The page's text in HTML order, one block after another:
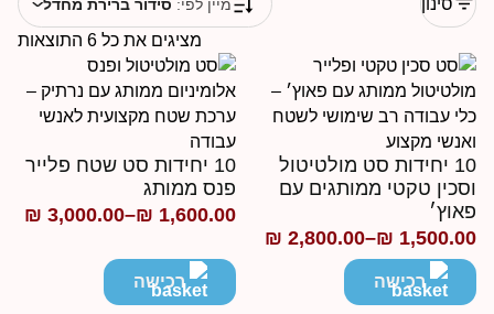
מציגים את כל ⁦6⁩ התוצאות
מיין לפי:סידור ברירת מחדל
10 יחידות סט מולטיטול
טקטי ממותגים עם
₪
–
₪2,800.00
רכישה
10 יחידות סט שטח פלייר
פנס ממותג
₪1,600.00
–
₪3,000.00
טווח
מחירים:
רכישה